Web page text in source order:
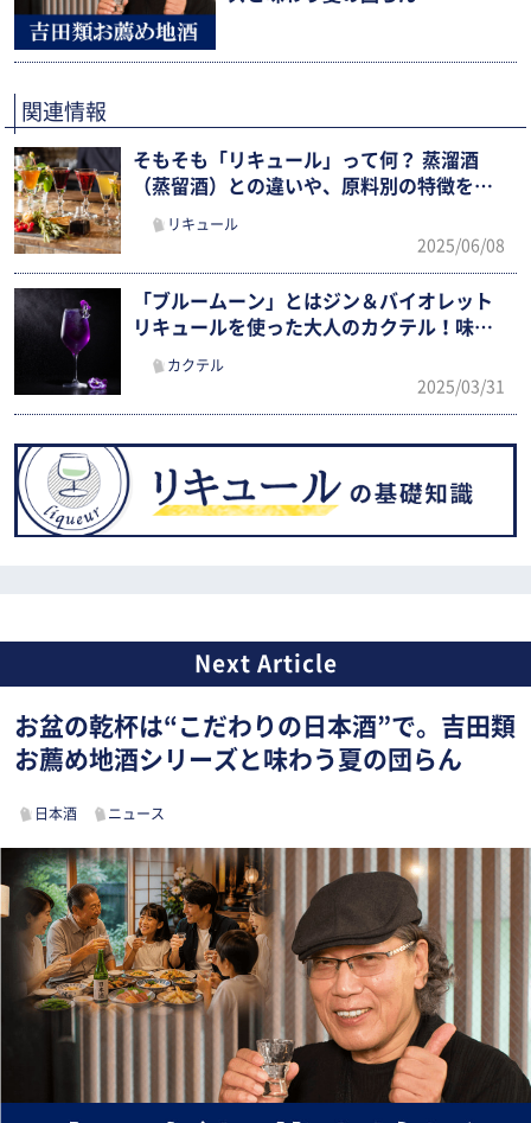
関連情報
そもそも「リキュール」って何？ 蒸溜酒
（蒸留酒）との違いや、原料別の特徴をわ
リキュール
2025/06/08
「ブルームーン」とはジン＆バイオレット
リキュールを使った大人のカクテル！味わ
カクテル
2025/03/31
お盆の乾杯は“こだわりの日本酒”で。吉田類
お薦め地酒シリーズと味わう夏の団らん
日本酒 ニュース